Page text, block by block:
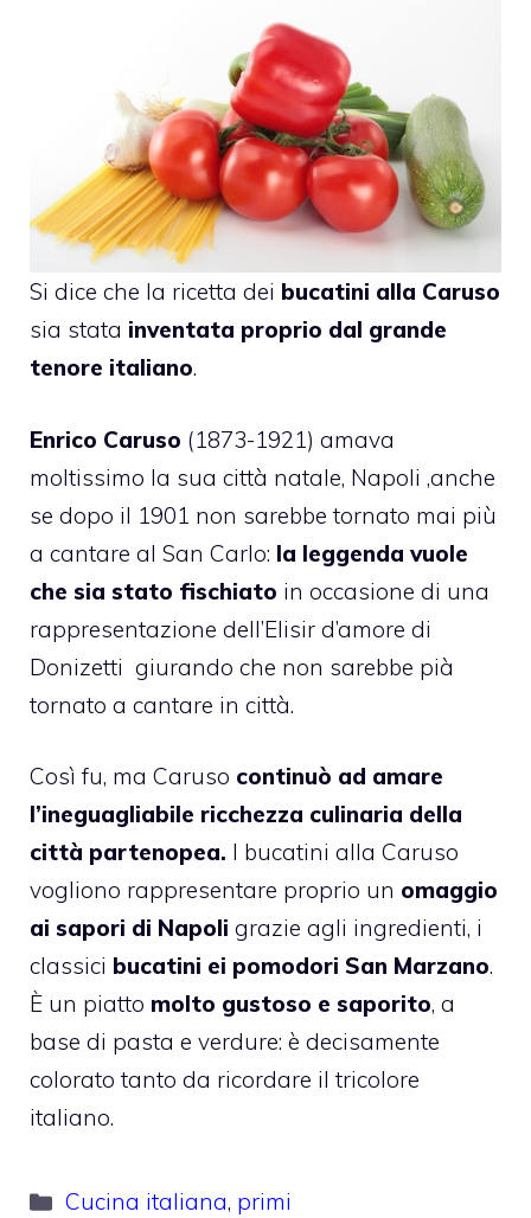
Si dice che la ricetta dei bucatini alla Caruso
sia stata inventata proprio dal grande
tenore italiano.
Enrico Caruso (1873-1921) amava
moltissimo la sua città natale, Napoli ,anche
se dopo il 1901 non sarebbe tornato mai più
a cantare al San Carlo: la leggenda vuole
che sia stato fischiato in occasione di una
rappresentazione dell’Elisir d’amore di
Donizetti giurando che non sarebbe pià
tornato a cantare in città.
Così fu, ma Caruso continuò ad amare
l’ineguagliabile ricchezza culinaria della
città partenopea. I bucatini alla Caruso
vogliono rappresentare proprio un omaggio
ai sapori di Napoli grazie agli ingredienti, i
classici bucatini ei pomodori San Marzano.
È un piatto molto gustoso e saporito, a
base di pasta e verdure: è decisamente
colorato tanto da ricordare il tricolore
italiano.
Categorie
Cucina italiana, primi